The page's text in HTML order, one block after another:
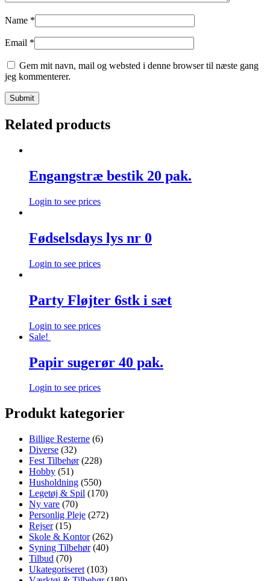
Name *
Email *
Gem mit navn, mail og websted i denne browser til næste gang
jeg kommenterer.
Related products
Engangstræ bestik 20 pak.
Login to see prices
Fødselsdays lys nr 0
Login to see prices
Party Fløjter 6stk i sæt
Login to see prices
Sale!
Papir sugerør 40 pak.
Login to see prices
Produkt kategorier
Billige Resterne (6)
Diverse (32)
Fest Tilbehør (228)
Hobby (51)
Husholdning (550)
Legetøj & Spil (170)
Ny vare (70)
Personlig Pleje (272)
Rejser (15)
Skole & Kontor (262)
Syning Tilbehør (40)
Tilbud (70)
Ukategoriseret (103)